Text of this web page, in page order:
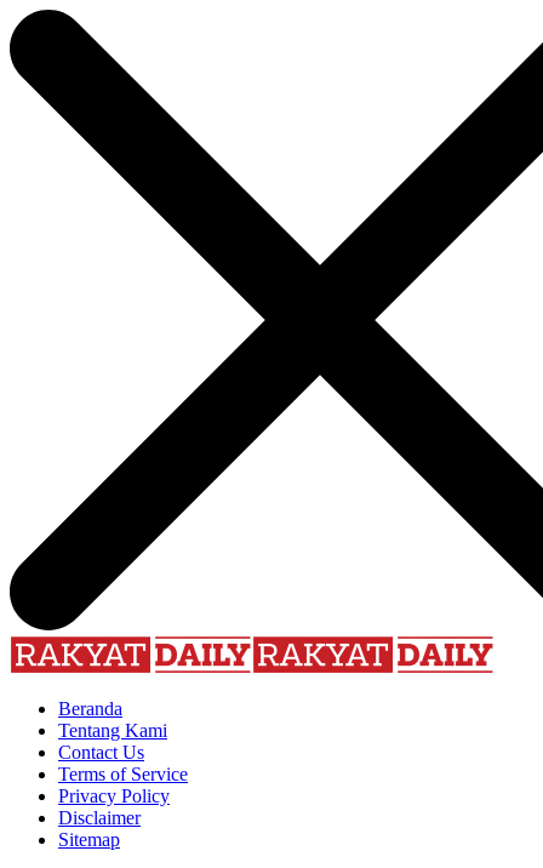
Beranda
Tentang Kami
Contact Us
Terms of Service
Privacy Policy
Disclaimer
Sitemap